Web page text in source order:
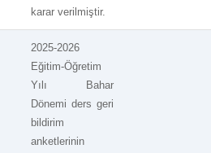
karar verilmiştir.
2025-2026
Eğitim-Öğretim
Yılı Bahar
Dönemi ders geri
bildirim
anketlerinin